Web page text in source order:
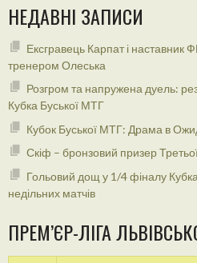
НЕДАВНІ ЗАПИСИ
Ексгравець Карпат і наставник
тренером Олеська
Розгром та напружена дуель:
Кубка Буської МТГ
Кубок Буської МТГ: Драма в
Скіф – бронзовий призер
Гольовий дощ у 1/4 фіналу
недільних матчів
ПРЕМ’ЄР-ЛІГА